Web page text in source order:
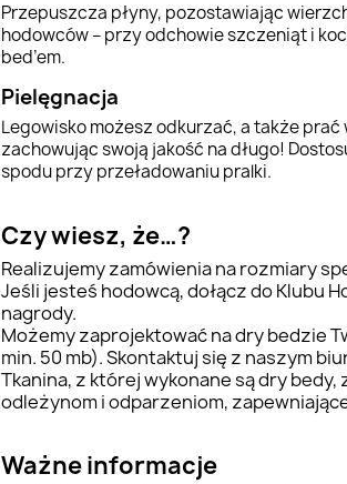
Przepuszcza płyny, pozostawiając
hodowców – przy odchowie szczeniąt i
bed’em.
Pielęgnacja
Legowisko możesz odkurzać, a także
zachowując swoją jakość na długo!
spodu przy przeładowaniu pralki.
Czy wiesz, że…?
Realizujemy zamówienia na rozmiary
Jeśli jesteś hodowcą, dołącz do Klubu
nagrody.
Możemy zaprojektować na dry bedzie
min. 50 mb). Skontaktuj się z naszym
Tkanina, z której wykonane są dry
odleżynom i odparzeniom,
Ważne informacje